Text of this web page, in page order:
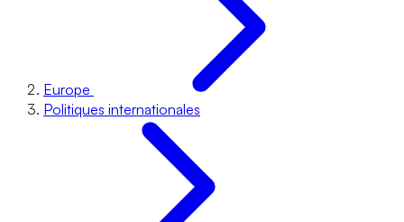
Europe
Politiques internationales